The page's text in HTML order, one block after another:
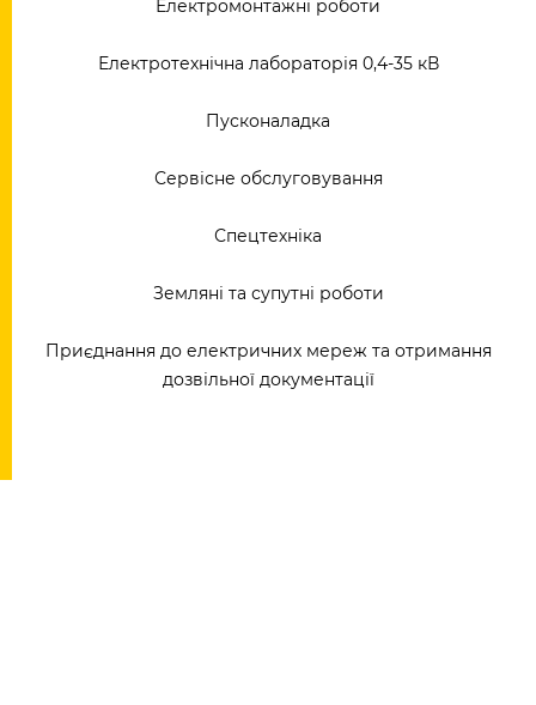
Електромонтажні роботи
Електротехнічна лабораторія 0,4-35 кВ
Пусконаладка
Сервісне обслуговування
Спецтехніка
Земляні та супутні роботи
Приєднання до електричних мереж та отримання
дозвільної документації